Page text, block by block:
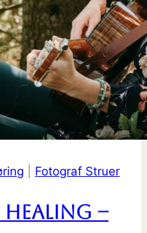
Fotograf Struer
healing –